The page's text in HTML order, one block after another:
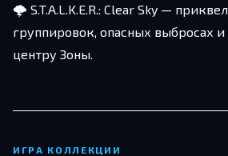
🌩️ S.T.A.L.K.E.R.: Clear Sky —
группировок, опасных выбросах
центру Зоны.
ИГРА КОЛЛЕКЦИИ